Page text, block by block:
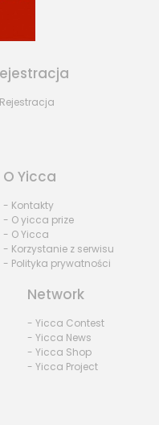
O Yicca
- Kontakty
- O yicca prize
- O Yicca
- Korzystanie z serwisu
- Polityka prywatności
Network
- Yicca Contest
- Yicca News
- Yicca Shop
- Yicca Project